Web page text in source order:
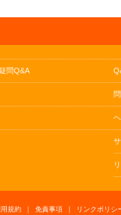
問Q&A
規約 ｜ 免責事項 ｜ リンクポリシ